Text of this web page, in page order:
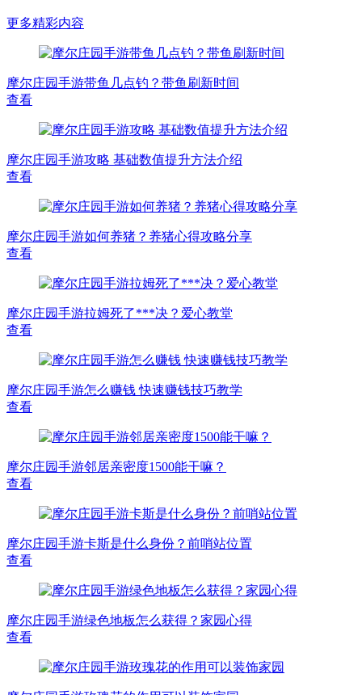
更多精彩内容
摩尔庄园手游带鱼几点钓？带鱼刷新时间
查看
摩尔庄园手游攻略 基础数值提升方法介绍
查看
摩尔庄园手游如何养猪？养猪心得攻略分享
查看
摩尔庄园手游拉姆死了***决？爱心教堂
查看
摩尔庄园手游怎么赚钱 快速赚钱技巧教学
查看
摩尔庄园手游邻居亲密度1500能干嘛？
查看
摩尔庄园手游卡斯是什么身份？前哨站位置
查看
摩尔庄园手游绿色地板怎么获得？家园心得
查看